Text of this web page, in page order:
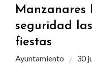
Manzanares
seguridad
fiestas
Ayuntamiento 30